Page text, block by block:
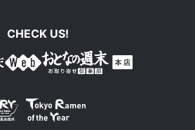
CHECK US!